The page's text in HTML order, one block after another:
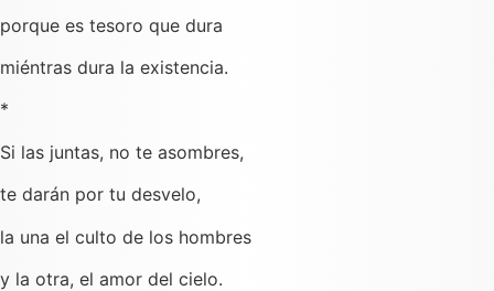
porque es tesoro que dura
miéntras dura la existencia.
*
Si las juntas, no te asombres,
te darán por tu desvelo,
la una el culto de los hombres
y la otra, el amor del cielo.